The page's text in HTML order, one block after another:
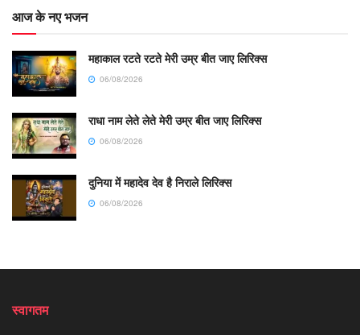
आज के नए भजन
महाकाल रटते रटते मेरी उम्र बीत जाए लिरिक्स
06/08/2026
राधा नाम लेते लेते मेरी उम्र बीत जाए लिरिक्स
06/08/2026
दुनिया में महादेव देव है निराले लिरिक्स
06/08/2026
स्वागतम